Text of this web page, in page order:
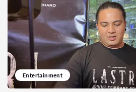
Entertainment